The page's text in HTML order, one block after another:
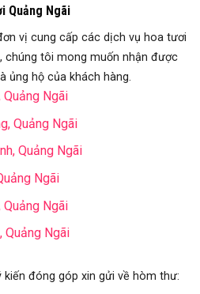
Quảng Ngãi
vị cung cấp các dịch vụ hoa tươi
chúng tôi mong muốn nhận được
ủng hộ của khách hàng.
Ngãi
Quảng Ngãi
Quảng Ngãi
Ngãi
Ngãi
Quảng Ngãi
kiến đóng góp xin gửi về hòm thư: